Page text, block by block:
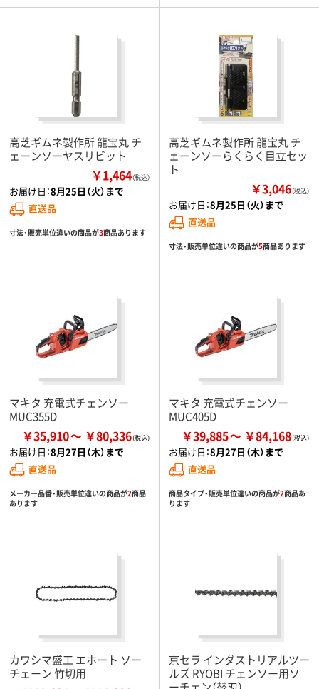
高芝ギムネ製作所 龍宝丸 チ
ェーンソーヤスリビット
￥1,464（税込）
お届け日：8月25日（火）まで
直送品
寸法・販売単位違いの商品が3商品あります
高芝ギムネ製作所 龍宝丸 チ
ェーンソーらくらく目立セッ
ト
￥3,046（税込）
お届け日：8月25日（火）まで
直送品
寸法・販売単位違いの商品が5商品あります
マキタ 充電式チェンソー
MUC355D
￥35,910 ￥80,336
お届け日：8月27日（木）まで
直送品
メーカー品番・販売単位違いの商品が2商品
あります
マキタ 充電式チェンソー
MUC405D
￥39,885 ￥84,168
お届け日：8月27日（木）まで
直送品
商品タイプ・販売単位違いの商品が2商品あ
ります
カワシマ盛工 エホート ソー
チェーン 竹切用
京セラ インダストリアルツー
ルズ RYOBI チェンソー用ソ